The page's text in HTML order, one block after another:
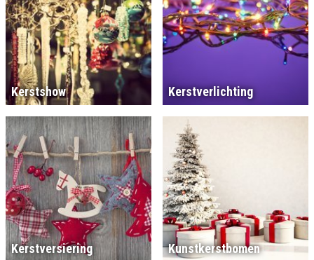
Kerstshow Kerstverlichting
Kerstversiering Kunstkerstbomen